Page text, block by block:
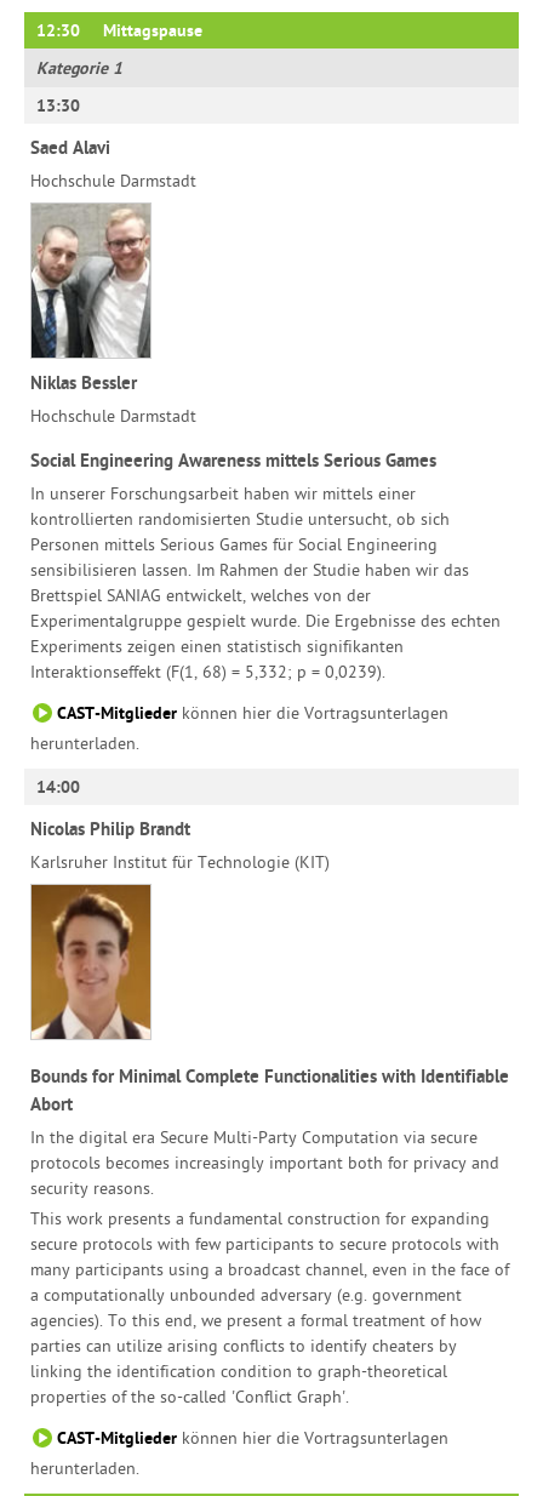
12:30
Mittagspause
Kategorie 1
13:30
Saed Alavi
Hochschule Darmstadt
Niklas Bessler
Hochschule Darmstadt
Social Engineering Awareness mittels Serious Games
In unserer Forschungsarbeit haben wir mittels einer
kontrollierten randomisierten Studie untersucht, ob sich
Personen mittels Serious Games für Social Engineering
sensibilisieren lassen. Im Rahmen der Studie haben wir das
Brettspiel SANIAG entwickelt, welches von der
Experimentalgruppe gespielt wurde. Die Ergebnisse des echten
Experiments zeigen einen statistisch signifikanten
Interaktionseffekt (F(1, 68) = 5,332; p = 0,0239).
CAST-Mitglieder können hier die Vortragsunterlagen
herunterladen.
14:00
Nicolas Philip Brandt
Karlsruher Institut für Technologie (KIT)
Bounds for Minimal Complete Functionalities with Identifiable
Abort
In the digital era Secure Multi-Party Computation via secure
protocols becomes increasingly important both for privacy and
security reasons.
This work presents a fundamental construction for expanding
secure protocols with few participants to secure protocols with
many participants using a broadcast channel, even in the face of
a computationally unbounded adversary (e.g. government
agencies). To this end, we present a formal treatment of how
parties can utilize arising conflicts to identify cheaters by
linking the identification condition to graph-theoretical
properties of the so-called 'Conflict Graph'.
CAST-Mitglieder können hier die Vortragsunterlagen
herunterladen.